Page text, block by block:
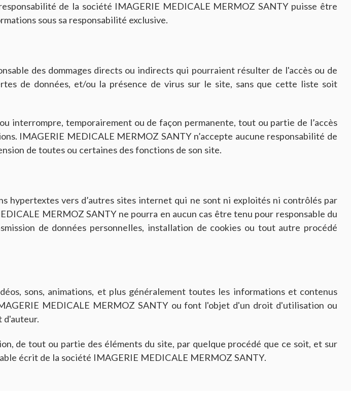
de la société IMAGERIE MEDICALE MERMOZ SANTY puisse être
sous sa responsabilité exclusive.
des dommages directs ou indirects qui pourraient résulter de l'accès ou de
de données, et/ou la présence de virus sur le site, sans que cette liste soit
interrompre, temporairement ou de façon permanente, tout ou partie de l’accès
IMAGERIE MEDICALE MERMOZ SANTY n’accepte aucune responsabilité de
de toutes ou certaines des fonctions de son site.
hypertextes vers d’autres sites internet qui ne sont ni exploités ni contrôlés par
MERMOZ SANTY ne pourra en aucun cas être tenu pour responsable du
de données personnelles, installation de cookies ou tout autre procédé
sons, animations, et plus généralement toutes les informations et contenus
MEDICALE MERMOZ SANTY ou font l'objet d'un droit d'utilisation ou
d'auteur.
de tout ou partie des éléments du site, par quelque procédé que ce soit, et sur
écrit de la société IMAGERIE MEDICALE MERMOZ SANTY.